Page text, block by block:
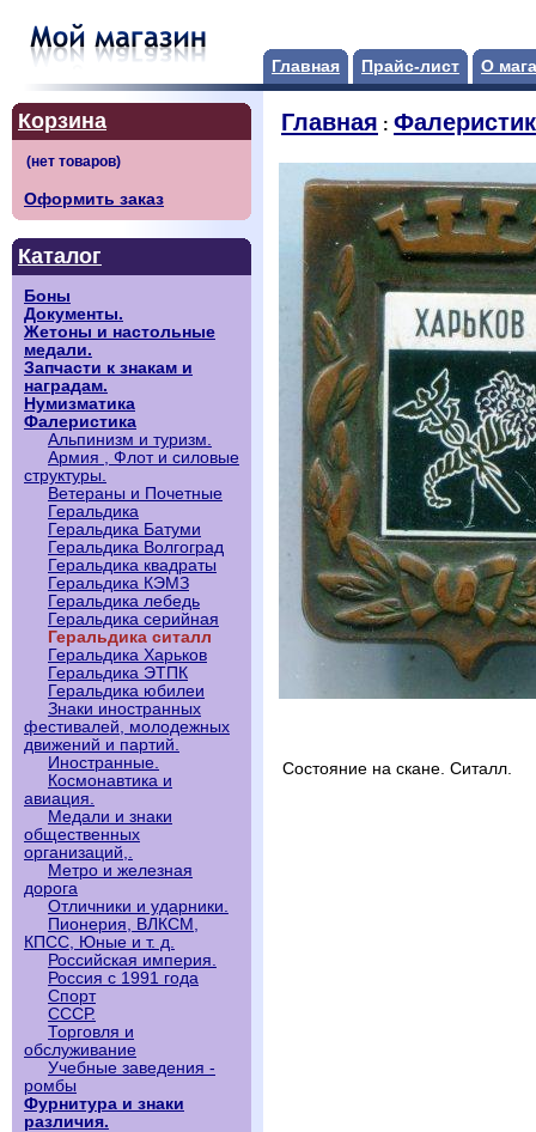
Главная Прайс-лист О
Корзина
Оформить заказ
Каталог
Боны
Документы.
Жетоны и настольные
медали.
Запчасти к знакам и
наградам.
Нумизматика
Фалеристика
Альпинизм и туризм.
Армия , Флот и силовые
структуры.
Ветераны и Почетные
Геральдика
Геральдика Батуми
Геральдика Волгоград
Геральдика квадраты
Геральдика КЭМЗ
Геральдика лебедь
Геральдика серийная
Геральдика ситалл
Геральдика Харьков
Геральдика ЭТПК
Геральдика юбилеи
Знаки иностранных
фестивалей, молодежных
движений и партий.
Иностранные.
Космонавтика и
авиация.
Медали и знаки
общественных
организаций,.
Метро и железная
дорога
Отличники и ударники.
Пионерия, ВЛКСМ,
КПСС, Юные и т. д.
Российская империя.
Россия с 1991 года
Спорт
СССР.
Торговля и
обслуживание
Учебные заведения -
ромбы
Фурнитура и знаки
различия.
Главная :
Состояние на скане. Ситалл.